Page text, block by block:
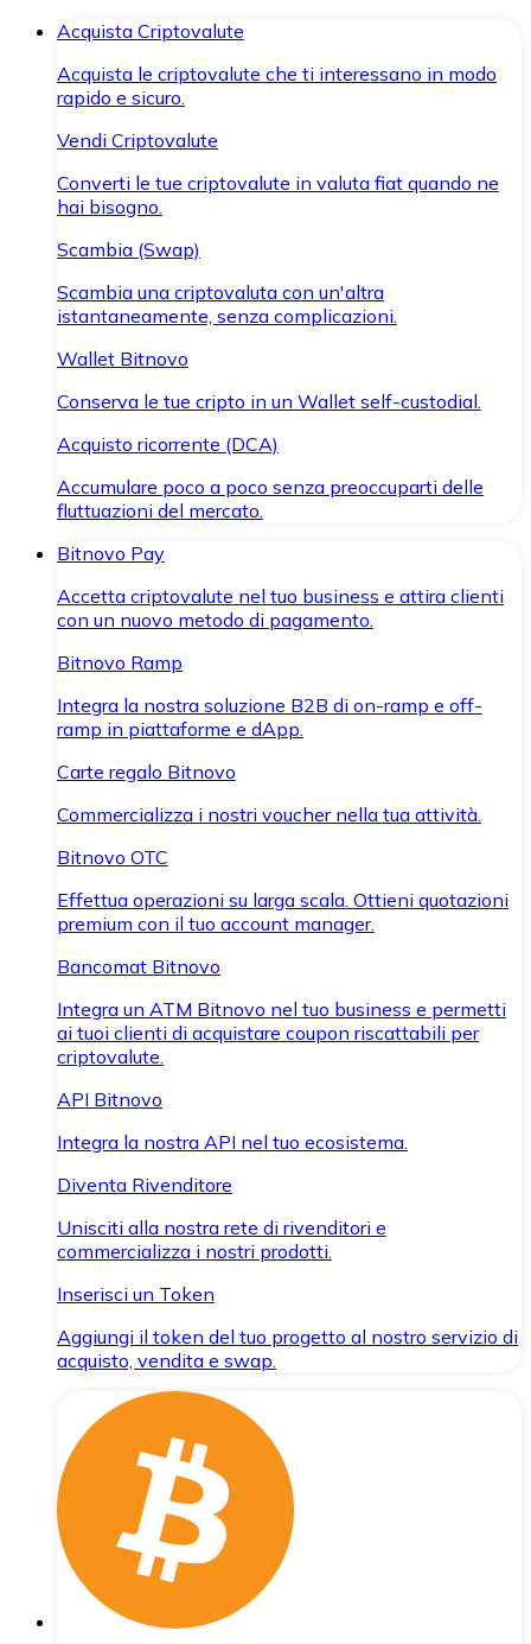
Acquista Criptovalute
Acquista le criptovalute che ti interessano in modo
rapido e sicuro.
Vendi Criptovalute
Converti le tue criptovalute in valuta fiat quando ne
hai bisogno.
Scambia (Swap)
Scambia una criptovaluta con un'altra
istantaneamente, senza complicazioni.
Wallet Bitnovo
Conserva le tue cripto in un Wallet self-custodial.
Acquisto ricorrente (DCA)
Accumulare poco a poco senza preoccuparti delle
fluttuazioni del mercato.
Bitnovo Pay
Accetta criptovalute nel tuo business e attira clienti
con un nuovo metodo di pagamento.
Bitnovo Ramp
Integra la nostra soluzione B2B di on-ramp e off-
ramp in piattaforme e dApp.
Carte regalo Bitnovo
Commercializza i nostri voucher nella tua attività.
Bitnovo OTC
Effettua operazioni su larga scala. Ottieni quotazioni
premium con il tuo account manager.
Bancomat Bitnovo
Integra un ATM Bitnovo nel tuo business e permetti
ai tuoi clienti di acquistare coupon riscattabili per
criptovalute.
API Bitnovo
Integra la nostra API nel tuo ecosistema.
Diventa Rivenditore
Unisciti alla nostra rete di rivenditori e
commercializza i nostri prodotti.
Inserisci un Token
Aggiungi il token del tuo progetto al nostro servizio di
acquisto, vendita e swap.